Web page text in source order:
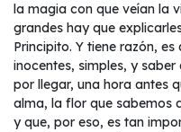
la magia con que veían la
grandes hay que
Principito. Y tiene razón,
inocentes, simples, y
por llegar, una hora antes
alma, la flor que sabemos
y que, por eso, es tan